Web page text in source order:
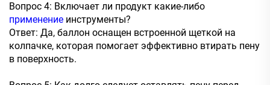
Вопрос 4: Включает ли продукт какие-либо
применение инструменты?
Ответ: Да, баллон оснащен встроенной щеткой на
колпачке, которая помогает эффективно втирать пену
в поверхность.